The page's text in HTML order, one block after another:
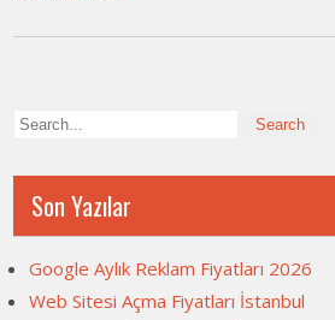
Son Yazılar
Google Aylık Reklam Fiyatları 2026
Web Sitesi Açma Fiyatları İstanbul